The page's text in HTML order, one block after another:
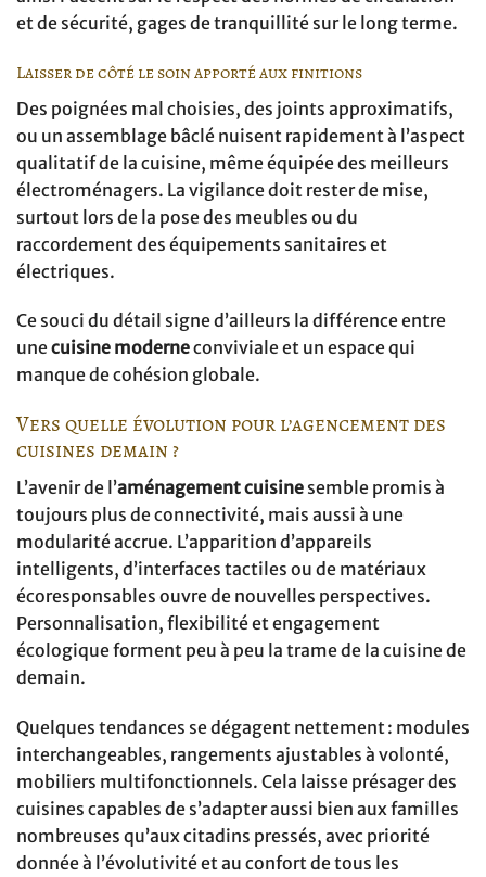
et de sécurité, gages de tranquillité sur le long terme.
Laisser de côté le soin apporté aux finitions
Des poignées mal choisies, des joints approximatifs,
ou un assemblage bâclé nuisent rapidement à l’aspect
qualitatif de la cuisine, même équipée des meilleurs
électroménagers. La vigilance doit rester de mise,
surtout lors de la pose des meubles ou du
raccordement des équipements sanitaires et
électriques.
Ce souci du détail signe d’ailleurs la différence entre
unecuisine moderneconviviale et un espace qui
manque de cohésion globale.
Vers quelle évolution pour l’agencement des
cuisines demain ?
L’avenir de l’aménagement cuisine semble promis à
toujours plus de connectivité, mais aussi à une
modularité accrue. L’apparition d’appareils
intelligents, d’interfaces tactiles ou de matériaux
écoresponsables ouvre de nouvelles perspectives.
Personnalisation, flexibilité et engagement
écologique forment peu à peu la trame de la cuisine de
demain.
Quelques tendances se dégagent nettement : modules
interchangeables, rangements ajustables à volonté,
mobiliers multifonctionnels. Cela laisse présager des
cuisines capables de s’adapter aussi bien aux familles
nombreuses qu’aux citadins pressés, avec priorité
donnée à l’évolutivité et au confort de tous les